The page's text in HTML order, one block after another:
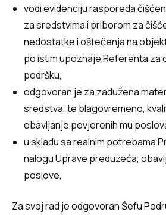
vodi evidenciju rasporeda
za sredstvima i priborom za
nedostatke i oštečenja na
po istim upoznaje Referenta za
podršku,
odgovoran je za zadužena
sredstva, te blagovremeno,
obavljanje povjerenih mu
u skladu sa realnim potrebama
nalogu Uprave preduzeća,
poslove,
Za svoj rad je odgovoran Šefu